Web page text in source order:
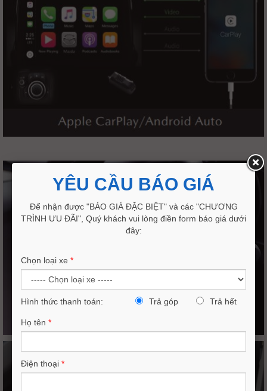
YÊU CẦU BÁO GIÁ
Để nhận được "BÁO GIÁ ĐẶC BIỆT" và các "CHƯƠNG
TRÌNH ƯU ĐÃI", Quý khách vui lòng điền form báo giá dưới
đây:
Chọn loại xe *
Hình thức thanh toán: Trả góp Trả hết
Họ tên *
Điện thoại *